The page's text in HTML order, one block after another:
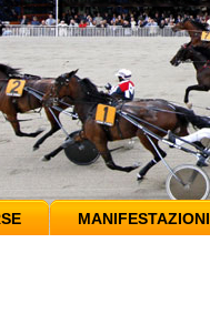
MANIFESTAZIONI